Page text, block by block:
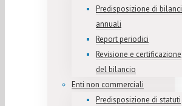
Predisposizione di bilanci
annuali
Report periodici
Revisione e certificazione
del bilancio
Enti non commerciali
Predisposizione di statuti